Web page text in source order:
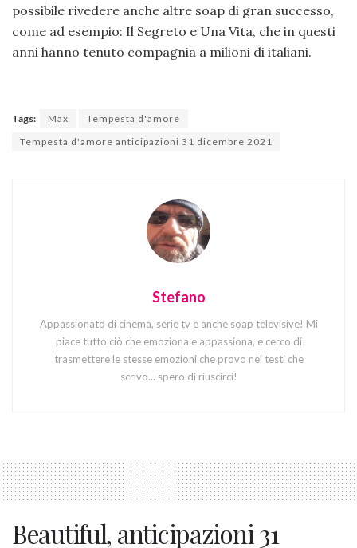
possibile rivedere anche altre soap di gran successo,
come ad esempio: Il Segreto e Una Vita, che in questi
anni hanno tenuto compagnia a milioni di italiani.
Tags: Max
Tempesta d'amore
Tempesta d'amore anticipazioni 31 dicembre 2021
Stefano
Appassionato di cinema, serie tv e anche soap televisive! Mi
piace tutto ciò che emoziona e appassiona, e cerco di
trasmettere le stesse emozioni che provo nei testi che
scrivo... spero di riuscirci!
Beautiful, anticipazioni 31